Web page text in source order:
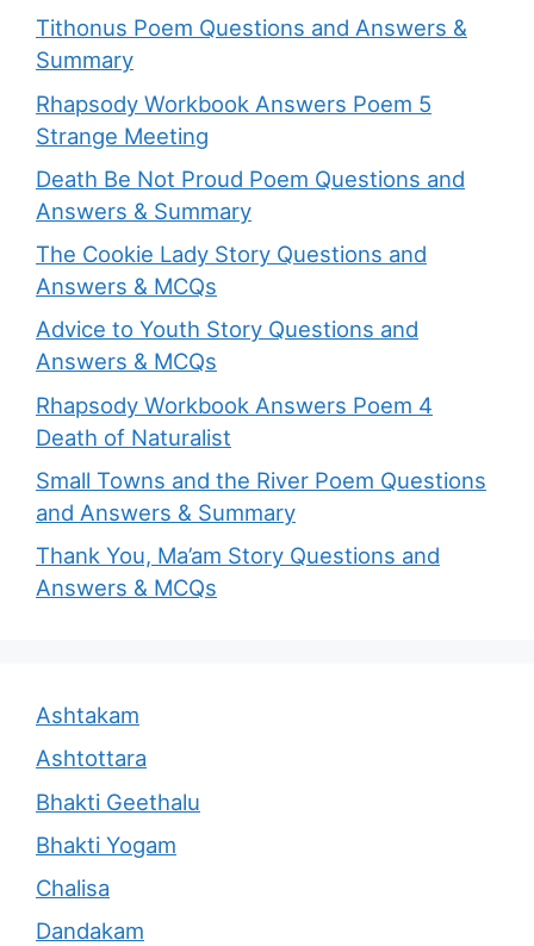
Tithonus Poem Questions and Answers &
Summary
Rhapsody Workbook Answers Poem 5
Strange Meeting
Death Be Not Proud Poem Questions and
Answers & Summary
The Cookie Lady Story Questions and
Answers & MCQs
Advice to Youth Story Questions and
Answers & MCQs
Rhapsody Workbook Answers Poem 4
Death of Naturalist
Small Towns and the River Poem Questions
and Answers & Summary
Thank You, Ma’am Story Questions and
Answers & MCQs
Ashtakam
Ashtottara
Bhakti Geethalu
Bhakti Yogam
Chalisa
Dandakam